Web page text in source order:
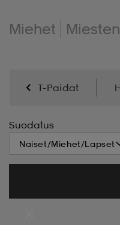
Miehet
T-Paidat
Suodatus
Naiset/Miehet/Lapset